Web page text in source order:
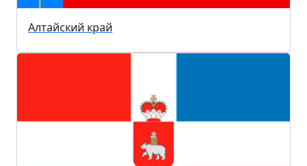
Алтайский край